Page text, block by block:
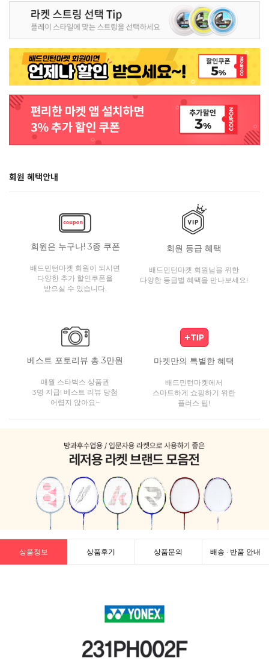
회원 혜택안내
회원은 누구나! 3종 쿠폰
배드민턴마켓 회원이 되시면
다양한 추가 할인쿠폰을
받으실 수 있습니다.
회원 등급 혜택
배드민턴마켓 회원님을 위한
다양한 등급별 혜택을 만나보세요!
베스트 포토리뷰 총 3만원
매월 스타벅스 상품권
3명 지급! 베스트 리뷰 당첨
어렵지 않아요~
마켓만의 특별한 혜택
배드민턴마켓에서
스마트하게 쇼핑하기 위한
플러스 팁!
상품정보 상품후기 상품문의 배송 · 반품 안내